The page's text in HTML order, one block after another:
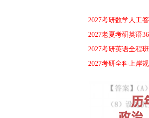
2027考研数学人工
2027老夏考研英语
2027考研英语全程
2027考研全科上岸